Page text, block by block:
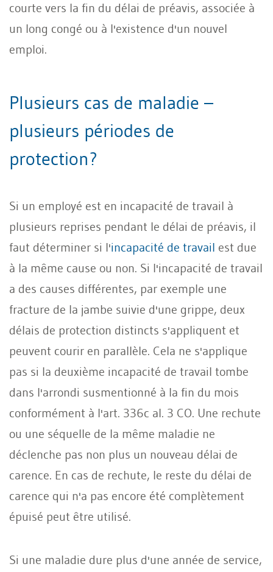
courte vers la fin du délai de préavis, associée à
un long congé ou à l'existence d'un nouvel
emploi.
Plusieurs cas de maladie –
plusieurs périodes de
protection?
Si un employé est en incapacité de travail à
plusieurs reprises pendant le délai de préavis, il
faut déterminer si l'incapacité de travail est due
à la même cause ou non. Si l'incapacité de travail
a des causes différentes, par exemple une
fracture de la jambe suivie d'une grippe, deux
délais de protection distincts s'appliquent et
peuvent courir en parallèle. Cela ne s'applique
pas si la deuxième incapacité de travail tombe
dans l'arrondi susmentionné à la fin du mois
conformément à l'art. 336c al. 3 CO. Une rechute
ou une séquelle de la même maladie ne
déclenche pas non plus un nouveau délai de
carence. En cas de rechute, le reste du délai de
carence qui n'a pas encore été complètement
épuisé peut être utilisé.
Si une maladie dure plus d'une année de service,